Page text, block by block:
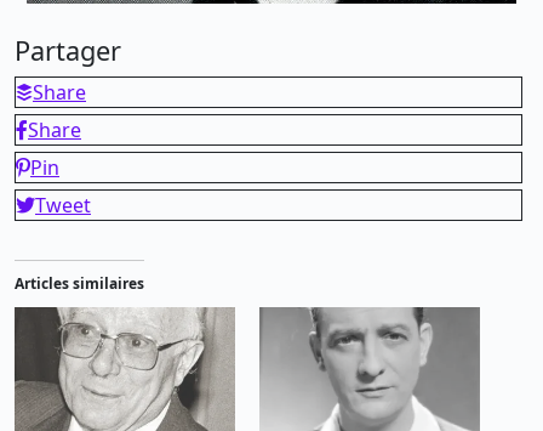
Partager
Share
Share
Pin
Tweet
Articles similaires